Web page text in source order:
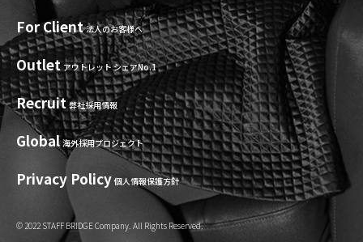
For Client 法人のお客様へ
Outlet アウトレット シェアNo.1
Recruit 弊社採用情報
Global 海外採用プロジェクト
Privacy Policy 個人情報保護方針
© 2022 STAFF BRIDGE Company. All Rights Reserved.